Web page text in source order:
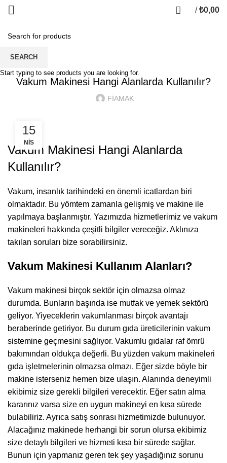
/ ₺0,00
Vakum Makinesi Hangi Alanlarda Kullanılır?
FİAMAK
15
NIS
Vakum Makinesi Hangi Alanlarda
Kullanılır?
Vakum, insanlık tarihindeki en önemli icatlardan biri
olmaktadır. Bu yömtem zamanla gelişmiş ve makine ile
yapılmaya başlanmıştır. Yazımızda hizmetlerimiz ve vakum
makineleri hakkında çeşitli bilgiler vereceğiz. Aklınıza
takılan soruları bize sorabilirsiniz.
Vakum Makinesi Kullanım Alanları?
Vakum makinesi birçok sektör için olmazsa olmaz
durumda. Bunların başında ise mutfak ve yemek sektörü
geliyor. Yiyeceklerin vakumlanması birçok avantajı
beraberinde getiriyor. Bu durum gıda üreticilerinin vakum
sistemine geçmesini sağlıyor. Vakumlu gıdalar raf ömrü
bakımından oldukça değerli. Bu yüzden vakum makineleri
gıda işletmelerinin olmazsa olmazı. Eğer sizde böyle bir
makine isterseniz hemen bize ulaşın. Alanında deneyimli
ekibimiz size gerekli bilgileri verecektir. Eğer satın alma
kararınız varsa size en uygun makineyi en kısa sürede
bulabiliriz. Ayrıca satış sonrası hizmetimizde bulunuyor.
Alacağınız makinede herhangi bir sorun olursa ekibimiz
size detaylı bilgileri ve hizmeti kısa bir sürede sağlar.
Bunun için yapmanız geren tek şey yaşadığınız sorunu
SEARCH
Start typing to see products you are looking for.